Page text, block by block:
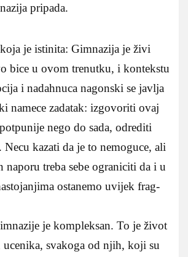
pripada.
je istinita: Gimnazija je živi
bice u ovom trenutku, i kontekstu
i nadahnuca nagonski se javlja
namece zadatak: izgovoriti ovaj
nego do sada, odrediti
kazati da je to nemoguce, ali
naporu treba sebe ograniciti da i u
ostanemo uvijek frag-
je kompleksan. To je život
svakoga od njih, koji su